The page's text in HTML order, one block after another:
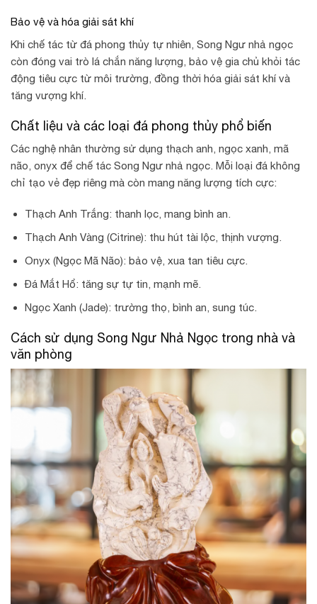
Bảo vệ và hóa giải sát khí
Khi chế tác từ đá phong thủy tự nhiên, Song Ngư nhả ngọc
còn đóng vai trò lá chắn năng lượng, bảo vệ gia chủ khỏi tác
động tiêu cực từ môi trường, đồng thời hóa giải sát khí và
tăng vượng khí.
Chất liệu và các loại đá phong thủy phổ biến
Các nghệ nhân thường sử dụng thạch anh, ngọc xanh, mã
não, onyx để chế tác Song Ngư nhả ngọc. Mỗi loại đá không
chỉ tạo vẻ đẹp riêng mà còn mang năng lượng tích cực:
Thạch Anh Trắng: thanh lọc, mang bình an.
Thạch Anh Vàng (Citrine): thu hút tài lộc, thịnh vượng.
Onyx (Ngọc Mã Não): bảo vệ, xua tan tiêu cực.
Đá Mắt Hổ: tăng sự tự tin, mạnh mẽ.
Ngọc Xanh (Jade): trường thọ, bình an, sung túc.
Cách sử dụng Song Ngư Nhả Ngọc trong nhà và
văn phòng